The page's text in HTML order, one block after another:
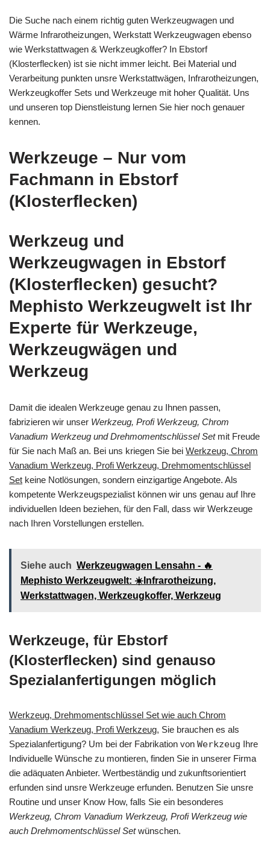
Die Suche nach einem richtig guten Werkzeugwagen und
Wärme Infrarotheizungen, Werkstatt Werkzeugwagen ebenso
wie Werkstattwagen & Werkzeugkoffer? In Ebstorf
(Klosterflecken) ist sie nicht immer leicht. Bei Material und
Verarbeitung punkten unsre Werkstattwägen, Infrarotheizungen,
Werkzeugkoffer Sets und Werkzeuge mit hoher Qualität. Uns
und unseren top Dienstleistung lernen Sie hier noch genauer
kennen.
Werkzeuge – Nur vom
Fachmann in Ebstorf
(Klosterflecken)
Werkzeug und
Werkzeugwagen in Ebstorf
(Klosterflecken) gesucht?
Mephisto Werkzeugwelt ist Ihr
Experte für Werkzeuge,
Werkzeugwägen und
Werkzeug
Damit die idealen Werkzeuge genau zu Ihnen passen,
fabrizieren wir unser Werkzeug, Profi Werkzeug, Chrom
Vanadium Werkzeug und Drehmomentschlüssel Setmit Freude
für Sie nach Maß an. Bei uns kriegen Sie bei Werkzeug, Chrom
Vanadium Werkzeug, Profi Werkzeug, Drehmomentschlüssel
Set keine Notlösungen, sondern einzigartige Angebote. Als
kompetente Werkzeugspezialist können wir uns genau auf Ihre
individuellen Ideen beziehen, für den Fall, dass wir Werkzeuge
nach Ihren Vorstellungen erstellen.
Siehe auch Werkzeugwagen Lensahn - 🔥
Mephisto Werkzeugwelt: ☀️Infrarotheizung,
Werkstattwagen, Werkzeugkoffer, Werkzeug
Werkzeuge, für Ebstorf
(Klosterflecken) sind genauso
Spezialanfertigungen möglich
Werkzeug, Drehmomentschlüssel Set wie auch Chrom
Vanadium Werkzeug, Profi Werkzeug, Sie brauchen es als
Spezialanfertigung? Um bei der Fabrikation von Werkzeug Ihre
Individuelle Wünsche zu montieren, finden Sie in unserer Firma
die adäquaten Anbieter. Wertbeständig und zukunftsorientiert
erfunden sind unsre Werkzeuge erfunden. Benutzen Sie unsre
Routine und unser Know How, falls Sie ein besonderes
Werkzeug, Chrom Vanadium Werkzeug, Profi Werkzeug wie
auch Drehmomentschlüssel Setwünschen.